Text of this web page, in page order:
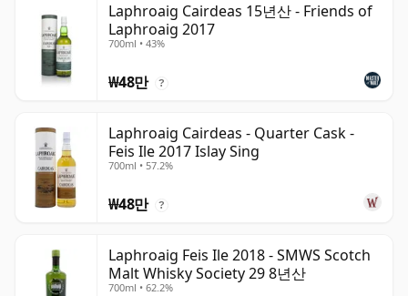
Laphroaig Cairdeas 15년산 - Friends of
Laphroaig 2017
700ml • 43%
₩48만 ?
Laphroaig Cairdeas - Quarter Cask -
Feis Ile 2017 Islay Sing
700ml • 57.2%
₩48만 ?
Laphroaig Feis Ile 2018 - SMWS Scotch
Malt Whisky Society 29 8년산
700ml • 62.2%